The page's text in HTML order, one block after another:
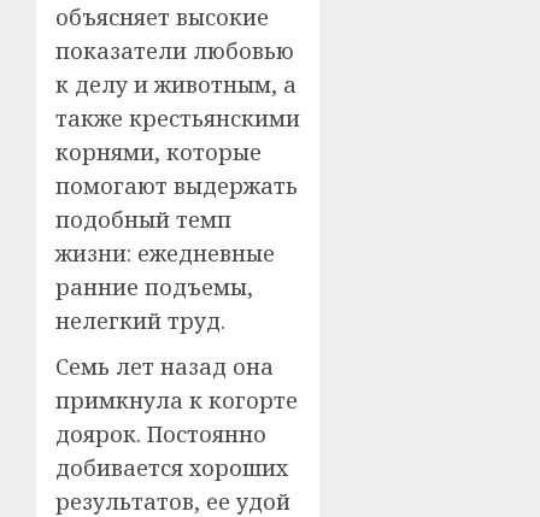
объясняет высокие
показатели любовью
к делу и животным, а
также крестьянскими
корнями, которые
помогают выдержать
подобный темп
жизни: ежедневные
ранние подъемы,
нелегкий труд.
Семь лет назад она
примкнула к когорте
доярок. Постоянно
добивается хороших
результатов, ее удой